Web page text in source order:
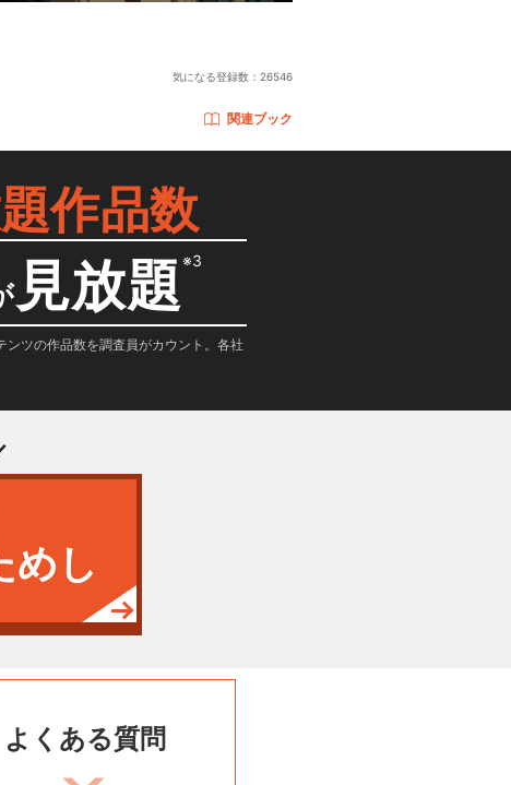
気になる登録数： 26546
関連ブック
作品数
見放題※3
ツの作品数を調査員がカウント。各社
めし
よくある質問